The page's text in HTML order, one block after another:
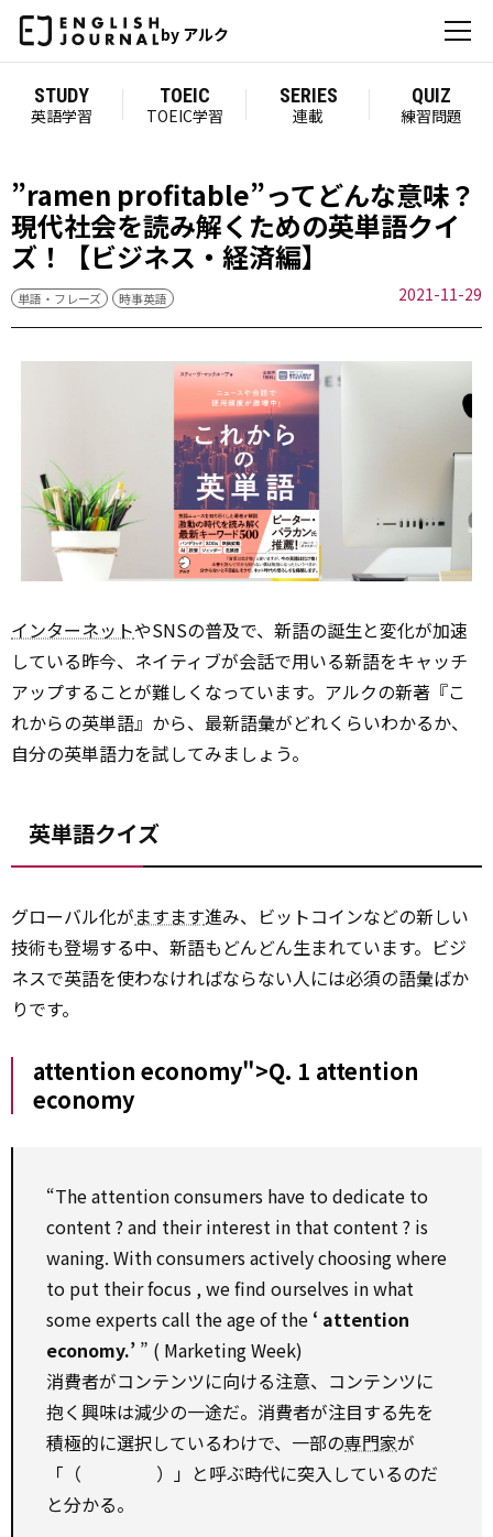
by アルク
STUDY
英語学習
TOEIC
TOEIC学習
SERIES
連載
QUIZ
練習問題
”ramen profitable”ってどんな意味？
現代社会を読み解くための英単語クイ
ズ！【ビジネス・経済編】
単語・フレーズ 時事英語 2021-11-29
インターネットやSNSの普及で、新語の誕生と変化が加速
している昨今、ネイティブが会話で用いる新語をキャッチ
アップすることが難しくなっています。アルクの新著『こ
れからの英単語』から、最新語彙がどれくらいわかるか、
自分の英単語力を試してみましょう。
英単語クイズ
グローバル化がますます進み、ビットコインなどの新しい
技術も登場する中、新語もどんどん生まれています。ビジ
ネスで英語を使わなければならない人には必須の語彙ばか
りです。
attention economy">Q. 1 attention
economy
“Theattentionconsumers have todedicate to
content? and theirinterest in thatcontent? is
waning. Withconsumers actively choosing where
to put theirfocus , wefind ourselves in what
some experts call the age of the ‘ attention
economy.’ ” ( MarketingWeek)
消費者がコンテンツに向ける注意、コンテンツに
抱く興味は減少の一途だ。消費者が注目する先を
積極的に選択しているわけで、一部の専門家が
「（ ）」と呼ぶ時代に突入しているのだ
と分かる。